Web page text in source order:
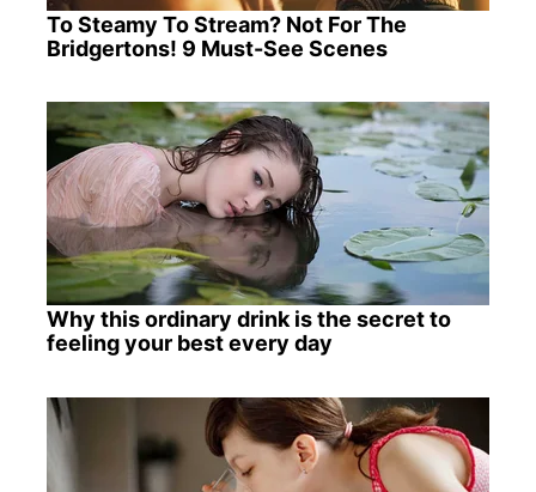
To Steamy To Stream? Not For The
Bridgertons! 9 Must-See Scenes
Why this ordinary drink is the secret to
feeling your best every day